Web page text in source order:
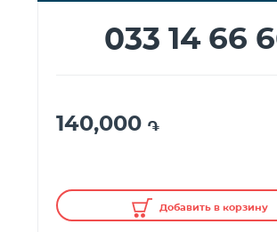
033 14 66
140,000 ֏
Добавить в корзину